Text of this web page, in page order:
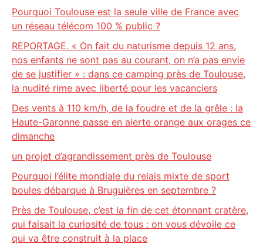
Pourquoi Toulouse est la seule ville de France avec
un réseau télécom 100 % public ?
REPORTAGE. « On fait du naturisme depuis 12 ans,
nos enfants ne sont pas au courant, on n’a pas envie
de se justifier » : dans ce camping près de Toulouse,
la nudité rime avec liberté pour les vacanciers
Des vents à 110 km/h, de la foudre et de la grêle : la
Haute-Garonne passe en alerte orange aux orages ce
dimanche
un projet d’agrandissement près de Toulouse
Pourquoi l’élite mondiale du relais mixte de sport
boules débarque à Bruguières en septembre ?
Près de Toulouse, c’est la fin de cet étonnant cratère,
qui faisait la curiosité de tous : on vous dévoile ce
qui va être construit à la place